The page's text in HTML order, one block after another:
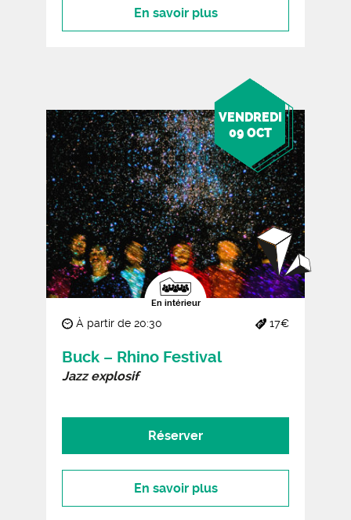
En savoir plus
VENDREDI
09 OCT
En intérieur
À partir de 20:30 17€
Buck – Rhino Festival
Jazz explosif
Réserver
En savoir plus